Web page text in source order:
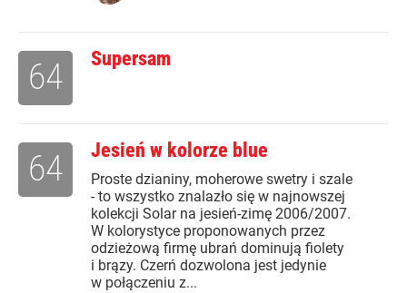
Supersam
64
Jesień w kolorze blue
Proste dzianiny, moherowe swetry i szale
- to wszystko znalazło się w najnowszej
kolekcji Solar na jesień-zimę 2006/2007.
W kolorystyce proponowanych przez
odzieżową firmę ubrań dominują fiolety
i brązy. Czerń dozwolona jest jedynie
w połączeniu z...
64